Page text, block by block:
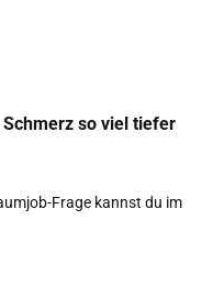
so viel tiefer